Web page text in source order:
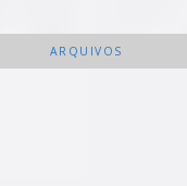
ARQUIVOS